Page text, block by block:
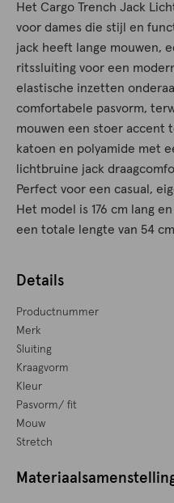
Het Cargo Trench Jack
voor dames die stijl en
jack heeft lange mouwen,
ritssluiting voor een
elastische inzetten
comfortabele pasvorm,
mouwen een stoer accent
katoen en polyamide met
lichtbruine jack
Perfect voor een casual,
Het model is 176 cm lang
een totale lengte van 54
Details
Productnummer
Merk
Sluiting
Kraagvorm
Kleur
Pasvorm/ fit
Mouw
Stretch